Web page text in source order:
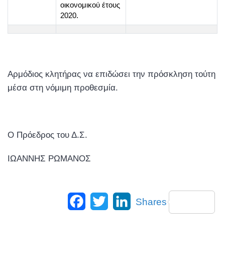
οικονομικού έτους
2020.
Αρμόδιος κλητήρας να επιδώσει την πρόσκληση τούτη
μέσα στη νόμιμη προθεσμία.
Ο Πρόεδρος του Δ.Σ.
ΙΩΑΝΝΗΣ ΡΩΜΑΝΟΣ
Facebook
Twitter LinkedIn
Shares